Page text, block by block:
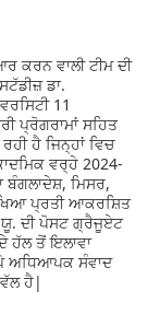
ਕਰਨ ਵਾਲੀ ਟੀਮ ਦੀ
ਡਾ.
11
ਪ੍ਰੋਗਰਾਮਾਂ ਸਹਿਤ
ਹੈ ਜਿਨ੍ਹਾਂ ਵਿਚ
ਵਰ੍ਹੇ 2024-
ਬੰਗਲਾਦੇਸ਼, ਮਿਸਰ,
ਪ੍ਰਤੀ ਆਕਰਸ਼ਿਤ
ਦੀ ਪੋਸਟ ਗ੍ਰੈਜੂਏਟ
ਹੱਲ ਤੋਂ ਇਲਾਵਾ
ਅਧਿਆਪਕ ਸੰਵਾਦ
ਹੈ|